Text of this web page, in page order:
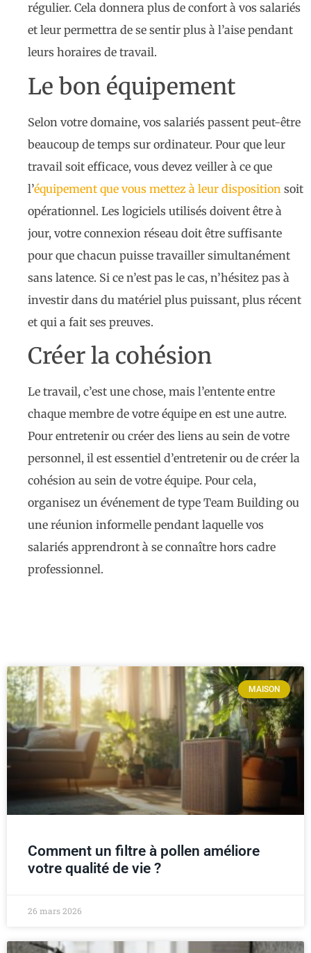
régulier. Cela donnera plus de confort à vos salariés
et leur permettra de se sentir plus à l’aise pendant
leurs horaires de travail.
Le bon équipement
Selon votre domaine, vos salariés passent peut-être
beaucoup de temps sur ordinateur. Pour que leur
travail soit efficace, vous devez veiller à ce que
l’équipement que vous mettez à leur disposition soit
opérationnel. Les logiciels utilisés doivent être à
jour, votre connexion réseau doit être suffisante
pour que chacun puisse travailler simultanément
sans latence. Si ce n’est pas le cas, n’hésitez pas à
investir dans du matériel plus puissant, plus récent
et qui a fait ses preuves.
Créer la cohésion
Le travail, c’est une chose, mais l’entente entre
chaque membre de votre équipe en est une autre.
Pour entretenir ou créer des liens au sein de votre
personnel, il est essentiel d’entretenir ou de créer la
cohésion au sein de votre équipe. Pour cela,
organisez un événement de type Team Building ou
une réunion informelle pendant laquelle vos
salariés apprendront à se connaître hors cadre
professionnel.
MAISON
Comment un filtre à pollen améliore
votre qualité de vie ?
26 mars 2026